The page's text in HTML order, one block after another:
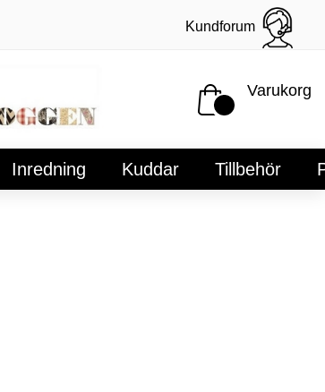
Kundforum
Varukorg
Inredning Kuddar Tillbehör